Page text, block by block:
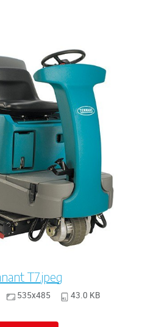
T7.jpeg
535x485 43.0 KB